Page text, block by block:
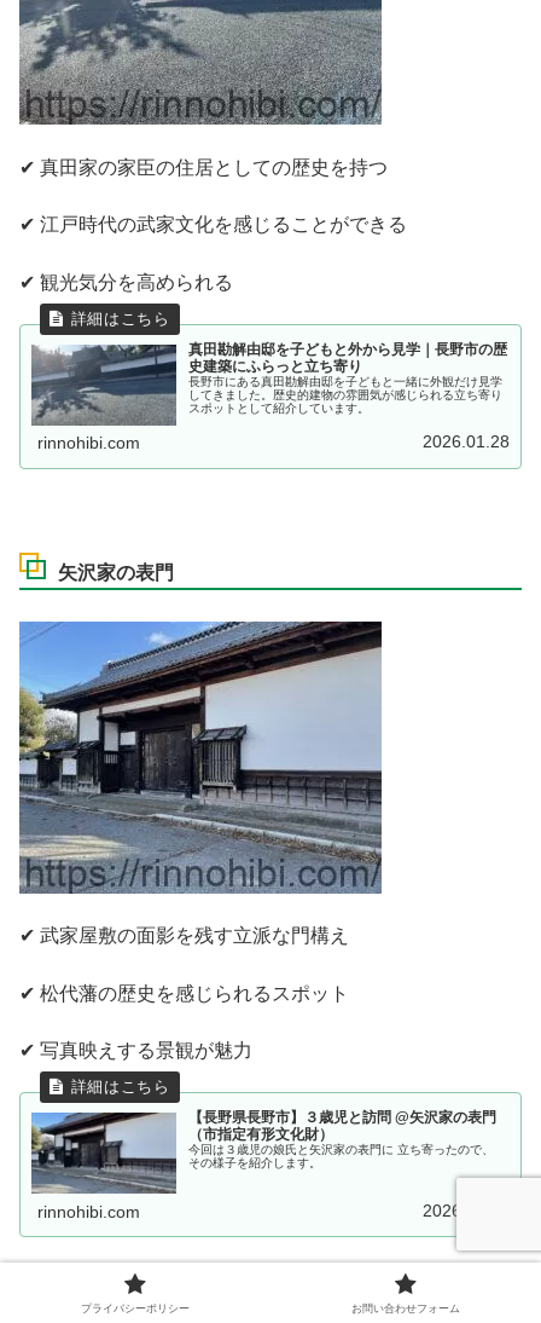
✔ 真田家の家臣の住居としての歴史を持つ
✔ 江戸時代の武家文化を感じることができる
✔ 観光気分を高められる
真田勘解由邸を子どもと外から見学｜長野市の歴
史建築にふらっと立ち寄り
長野市にある真田勘解由邸を子どもと一緒に外観だけ見学
してきました。歴史的建物の雰囲気が感じられる立ち寄り
スポットとして紹介しています。
rinnohibi.com 2026.01.28
矢沢家の表門
✔ 武家屋敷の面影を残す立派な門構え
✔ 松代藩の歴史を感じられるスポット
✔ 写真映えする景観が魅力
【長野県長野市】３歳児と訪問 @矢沢家の表門
（市指定有形文化財）
今回は３歳児の娘氏と矢沢家の表門に 立ち寄ったので、
その様子を紹介します。
rinnohibi.com 2026.01.28
プライバシーポリシー お問い合わせフォーム